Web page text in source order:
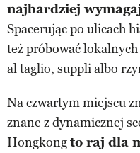
najbardziej
Spacerując po ulicach
też próbować
al taglio, suppli albo
Na czwartym miejscu
znane z dynamicznej
Hongkongto raj dla